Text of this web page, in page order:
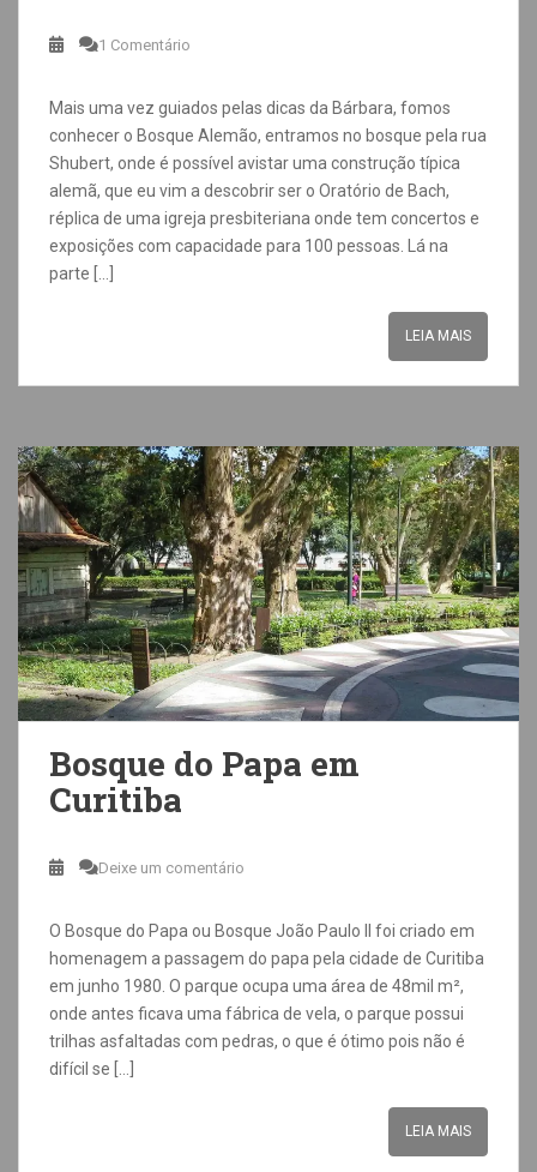
1 Comentário
Mais uma vez guiados pelas dicas da Bárbara, fomos
conhecer o Bosque Alemão, entramos no bosque pela rua
Shubert, onde é possível avistar uma construção típica
alemã, que eu vim a descobrir ser o Oratório de Bach,
réplica de uma igreja presbiteriana onde tem concertos e
exposições com capacidade para 100 pessoas. Lá na
parte […]
LEIA MAIS
Bosque do Papa em
Curitiba
Deixe um comentário
O Bosque do Papa ou Bosque João Paulo II foi criado em
homenagem a passagem do papa pela cidade de Curitiba
em junho 1980. O parque ocupa uma área de 48mil m²,
onde antes ficava uma fábrica de vela, o parque possui
trilhas asfaltadas com pedras, o que é ótimo pois não é
difícil se […]
LEIA MAIS